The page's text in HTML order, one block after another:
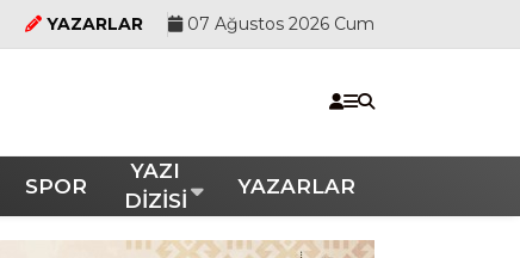
YAZARLAR 07 Ağustos 2026 Cum
SPOR
YAZI
DİZİSİ
YAZARLAR